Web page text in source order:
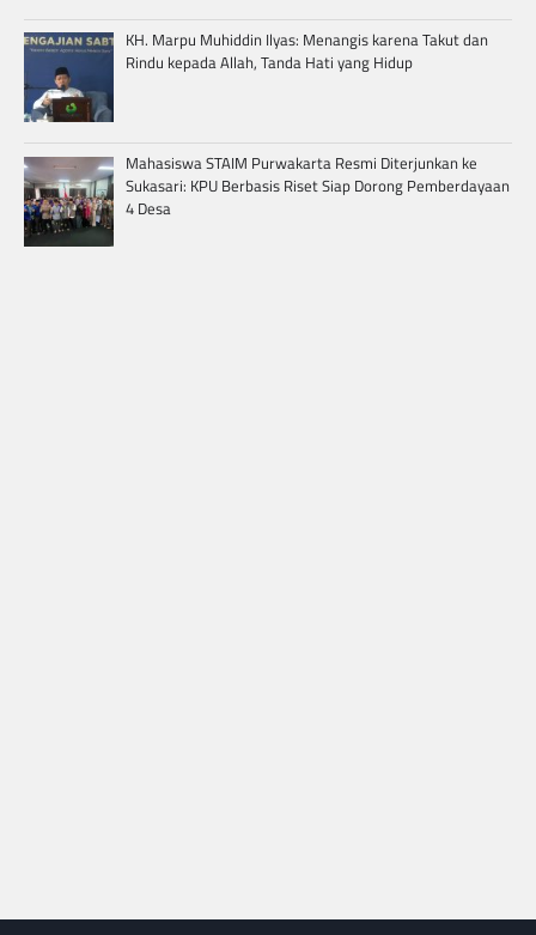
KH. Marpu Muhiddin Ilyas: Menangis karena Takut dan
Rindu kepada Allah, Tanda Hati yang Hidup
Mahasiswa STAIM Purwakarta Resmi Diterjunkan ke
Sukasari: KPU Berbasis Riset Siap Dorong Pemberdayaan
4 Desa